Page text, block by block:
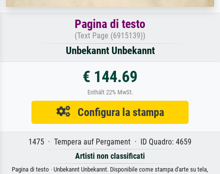
Pagina di testo
(Text Page (6915139))
Unbekannt Unbekannt
€ 144.69
Enthält 22% MwSt.
Configura la stampa
1475 · Tempera auf Pergament · ID Quadro: 4659
Artisti non classificati
Pagina di testo · Unbekannt Unbekannt. Disponibile come stampa d'arte su tela,